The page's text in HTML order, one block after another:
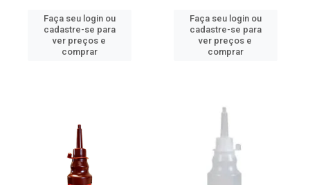
Faça seu login ou
cadastre-se para
ver preços e
comprar
Faça seu login ou
cadastre-se para
ver preços e
comprar